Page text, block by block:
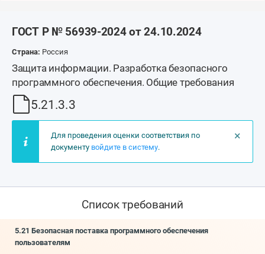
ГОСТ Р № 56939-2024 от 24.10.2024
Страна: Россия
Защита информации. Разработка безопасного
программного обеспечения. Общие требования
5.21.3.3
×
Для проведения оценки соответствия по
документу войдите в систему.
Список требований
5.21 Безопасная поставка программного обеспечения
пользователям